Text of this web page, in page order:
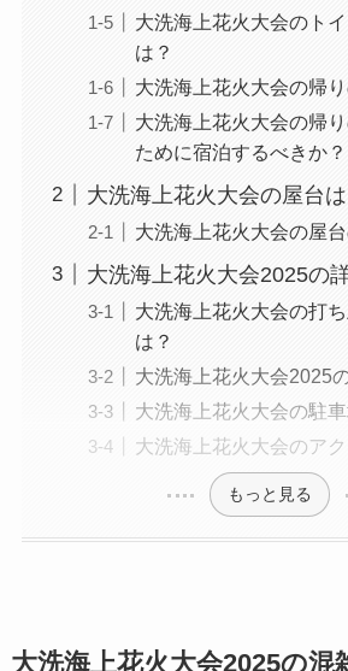
大洗海上花火大会のト
は？
大洗海上花火大会の帰
大洗海上花火大会の帰
ために宿泊するべきか？
大洗海上花火大会の屋台は
大洗海上花火大会の屋
大洗海上花火大会2025の
大洗海上花火大会の打
は？
大洗海上花火大会2025
大洗海上花火大会の駐車
大洗海上花火大会のア
もっと見る
大洗海上花火大会2025の混